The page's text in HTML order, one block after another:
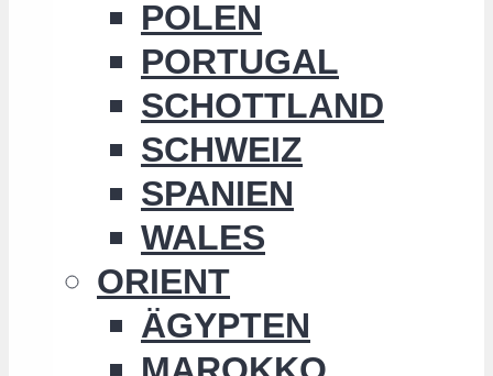
POLEN
PORTUGAL
SCHOTTLAND
SCHWEIZ
SPANIEN
WALES
ORIENT
ÄGYPTEN